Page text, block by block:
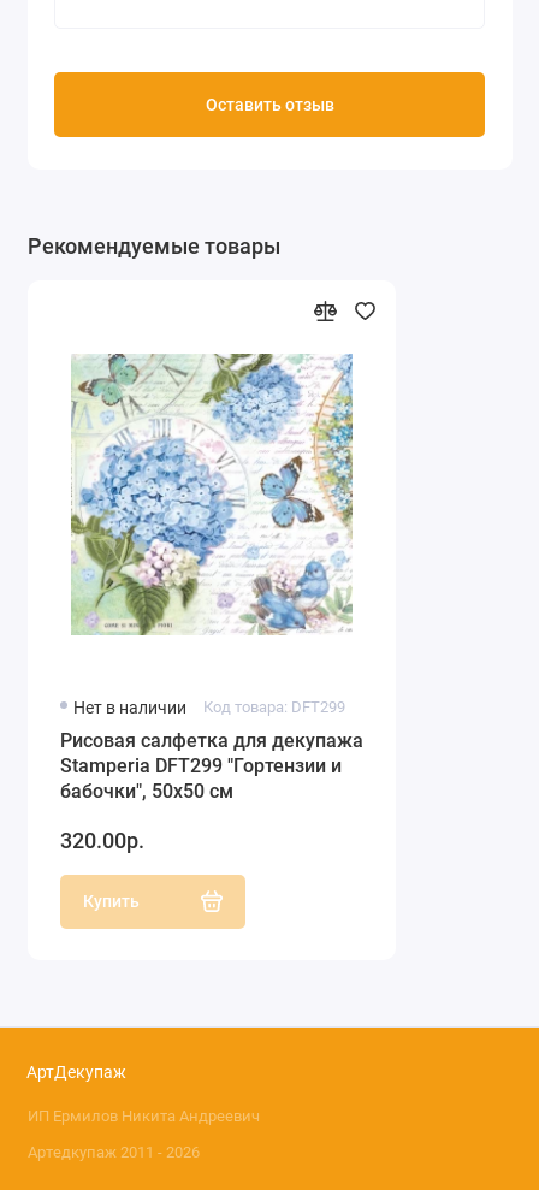
Оставить отзыв
Рекомендуемые товары
Нет в наличии Код товара: DFT299
Рисовая салфетка для декупажа
Stamperia DFT299 "Гортензии и
бабочки", 50х50 см
320.00р.
Купить
АртДекупаж
ИП Ермилов Никита Андреевич
Артедкупаж 2011 - 2026